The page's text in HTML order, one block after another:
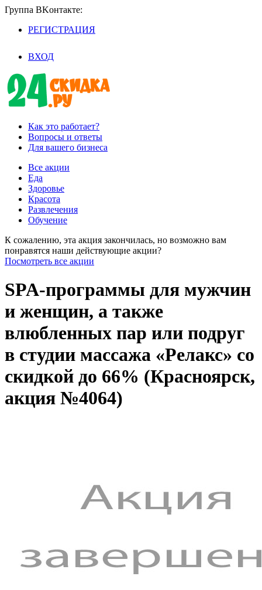
Группа BKoнтaктe:
РЕГИСТРАЦИЯ
ВХОД
Как это работает?
Вопросы и ответы
Для вашего бизнеса
Все акции
Еда
Здоровье
Красота
Развлечения
Обучение
К сожалению, эта акция закончилась, но возможно вам
понравятся наши действующие акции?
Посмотреть все акции
SPA-программы для мужчин
и женщин, а также
влюбленных пар или подруг
в студии массажа «Релакс» со
скидкой до 66% (Красноярск,
акция №4064)